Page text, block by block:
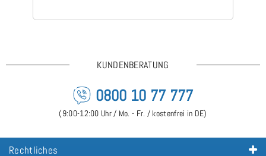
KUNDENBERATUNG
0800 10 77 777
(9:00-12:00 Uhr / Mo. - Fr. / kostenfrei in DE)
Rechtliches